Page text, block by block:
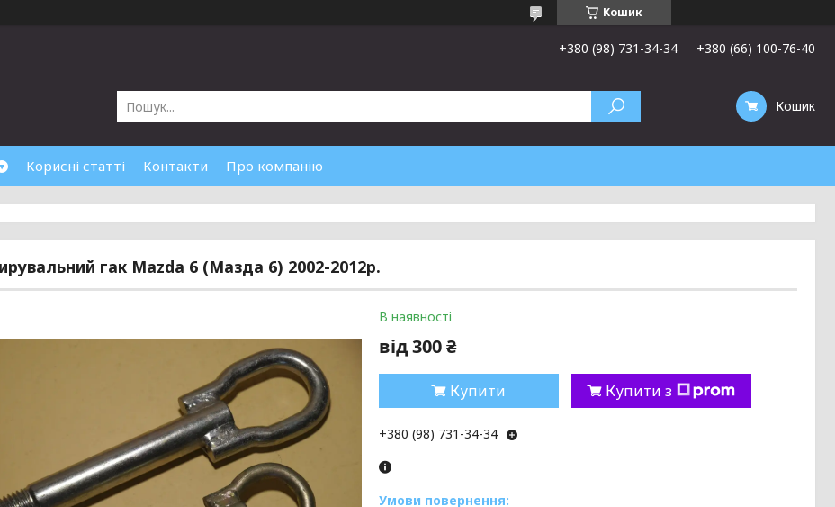
Кошик
+380 (98) 731-34-34 +380 (66) 100-76-40
Кошик
Корисні статті Контакти Про компанію
гак Mazda 6 (Мазда 6) 2002-2012р.
В наявності
від300 ₴
Купити Купити з
+380 (98) 731-34-34